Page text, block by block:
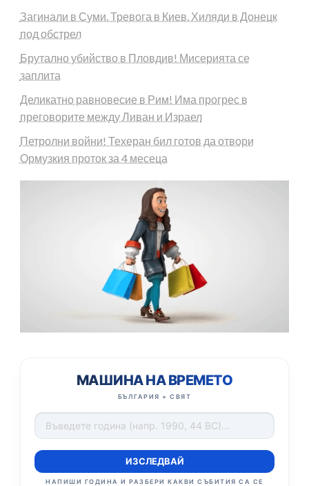
Загинали в Суми. Тревога в Киев. Хиляди в Донецк
под обстрел
Брутално убийство в Пловдив! Мисерията се
заплита
Деликатно равновесие в Рим! Има прогрес в
преговорите между Ливан и Израел
Петролни войни! Техеран бил готов да отвори
Ормузкия проток за 4 месеца
МАШИНА НА ВРЕМЕТО
БЪЛГАРИЯ + СВЯТ
ИЗСЛЕДВАЙ
НАПИШИ ГОДИНА И РАЗБЕРИ КАКВИ СЪБИТИЯ СА СЕ